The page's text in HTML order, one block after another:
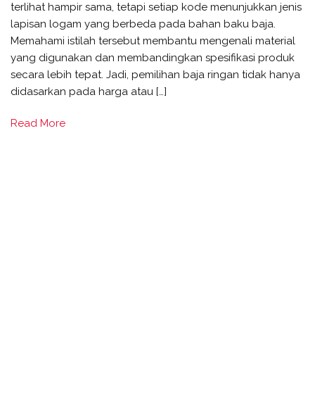
terlihat hampir sama, tetapi setiap kode menunjukkan jenis
lapisan logam yang berbeda pada bahan baku baja.
Memahami istilah tersebut membantu mengenali material
yang digunakan dan membandingkan spesifikasi produk
secara lebih tepat. Jadi, pemilihan baja ringan tidak hanya
didasarkan pada harga atau […]
Read More